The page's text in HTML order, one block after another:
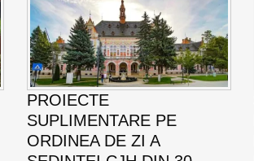
PROIECTE
SUPLIMENTARE PE
ORDINEA DE ZI A